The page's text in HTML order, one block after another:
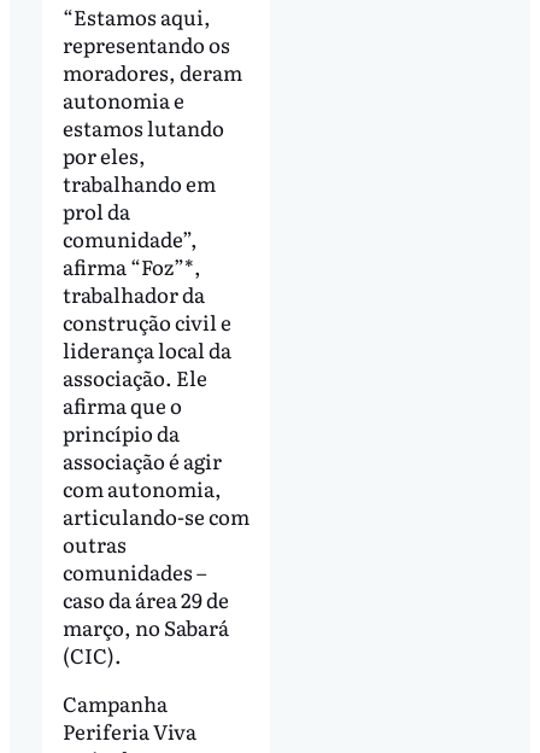
“Estamos aqui,
representando os
moradores, deram
autonomia e
estamos lutando
por eles,
trabalhando em
prol da
comunidade”,
afirma “Foz”*,
trabalhador da
construção civil e
liderança local da
associação. Ele
afirma que o
princípio da
associação é agir
com autonomia,
articulando-se com
outras
comunidades –
caso da área 29 de
março, no Sabará
(CIC).
Campanha
Periferia Viva